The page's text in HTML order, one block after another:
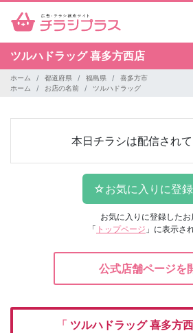
ツルハドラッグ喜多方西店
ホーム 都道府県 福島県
喜多方市
ホーム
お店の名前 ツルハドラッグ
本日チラシは配信され
お気に入りに登録したお
「 トップページ 」に表示さ
公式店舗ページを
「 ツルハドラッグ喜多方